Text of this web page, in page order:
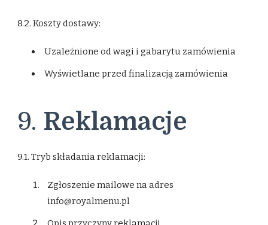
8.2. Koszty dostawy:
Uzależnione od wagi i gabarytu zamówienia
Wyświetlane przed finalizacją zamówienia
9. Reklamacje
9.1. Tryb składania reklamacji:
Zgłoszenie mailowe na adres
info@royalmenu.pl